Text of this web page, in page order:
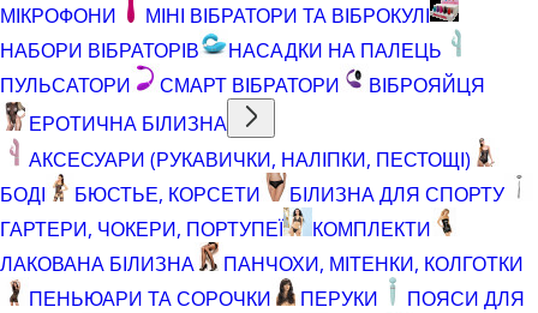
МІКРОФОНИ
МІНІ ВІБРАТОРИ ТА ВІБРОКУЛІ
НАБОРИ ВІБРАТОРІВ
НАСАДКИ НА ПАЛЕЦЬ
ПУЛЬСАТОРИ
СМАРТ ВІБРАТОРИ
ВІБРОЯЙЦЯ
ЕРОТИЧНА БІЛИЗНА
АКСЕСУАРИ (РУКАВИЧКИ, НАЛІПКИ, ПЕСТОЩІ)
БОДІ
БЮСТЬЕ, КОРСЕТИ
БІЛИЗНА ДЛЯ СПОРТУ
ГАРТЕРИ, ЧОКЕРИ, ПОРТУПЕЇ
КОМПЛЕКТИ
ЛАКОВАНА БІЛИЗНА
ПАНЧОХИ, МІТЕНКИ, КОЛГОТКИ
ПЕНЬЮАРИ ТА СОРОЧКИ
ПЕРУКИ
ПОЯСИ ДЛЯ